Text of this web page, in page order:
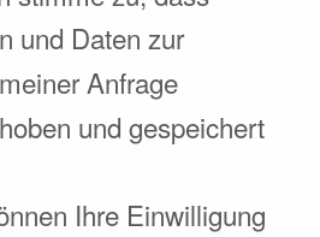
und Daten zur
Anfrage
und gespeichert
Ihre Einwilligung